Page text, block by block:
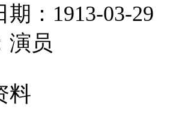
期：1913-03-29
演员
料